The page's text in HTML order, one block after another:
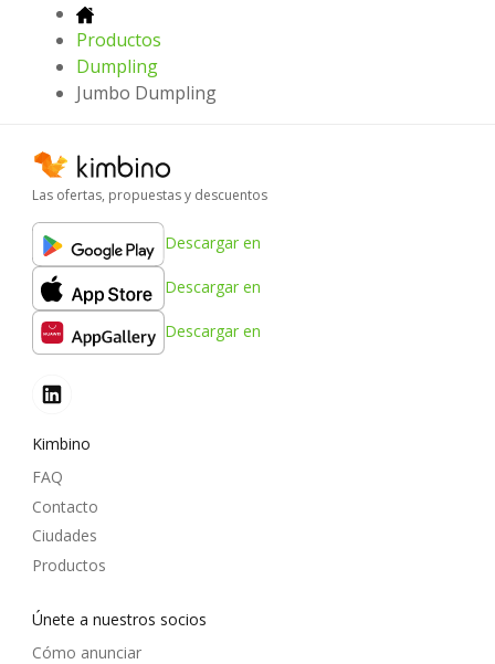
Productos
Dumpling
Jumbo Dumpling
Las ofertas, propuestas y descuentos
Descargar en
Descargar en
Descargar en
Kimbino
FAQ
Contacto
Ciudades
Productos
Únete a nuestros socios
Cómo anunciar